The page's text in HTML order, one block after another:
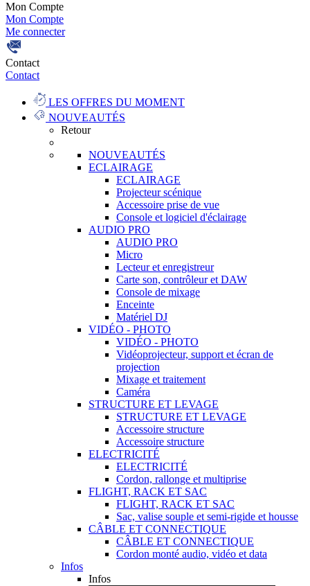
Mon Compte
Mon Compte
Me connecter
Contact
Contact
LES OFFRES DU MOMENT
NOUVEAUTÉS
Retour
NOUVEAUTÉS
ECLAIRAGE
ECLAIRAGE
Projecteur scénique
Accessoire prise de vue
Console et logiciel d'éclairage
AUDIO PRO
AUDIO PRO
Micro
Lecteur et enregistreur
Carte son, contrôleur et DAW
Console de mixage
Enceinte
Matériel DJ
VIDÉO - PHOTO
VIDÉO - PHOTO
Vidéoprojecteur, support et écran de
projection
Mixage et traitement
Caméra
STRUCTURE ET LEVAGE
STRUCTURE ET LEVAGE
Accessoire structure
Accessoire structure
ELECTRICITÉ
ELECTRICITÉ
Cordon, rallonge et multiprise
FLIGHT, RACK ET SAC
FLIGHT, RACK ET SAC
Sac, valise souple et semi-rigide et housse
CÂBLE ET CONNECTIQUE
CÂBLE ET CONNECTIQUE
Cordon monté audio, vidéo et data
Infos
Infos